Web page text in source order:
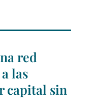
red
las
capital sin